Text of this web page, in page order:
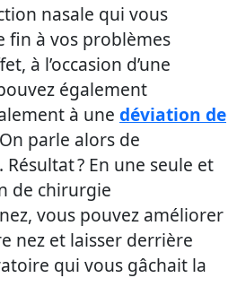
nasale qui vous
fin à vos problèmes
à l’occasion d’une
également
à une déviation de
parle alors de
. Résultat ? En une seule et
de chirurgie
vous pouvez améliorer
nez et laisser derrière
qui vous gâchait la